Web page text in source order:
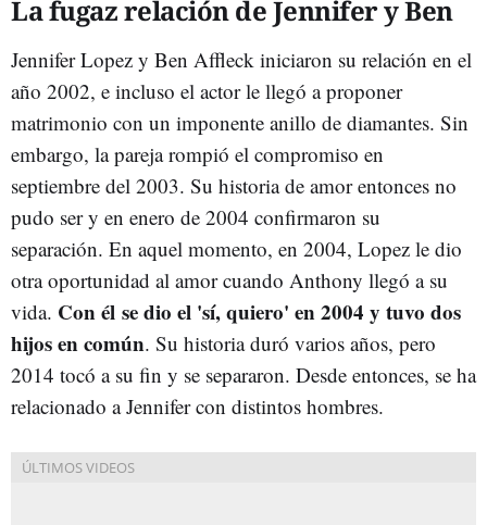
La fugaz relación de Jennifer y Ben
Jennifer Lopez y Ben Affleck iniciaron su relación en el
año 2002, e incluso el actor le llegó a proponer
matrimonio con un imponente anillo de diamantes. Sin
embargo, la pareja rompió el compromiso en
septiembre del 2003. Su historia de amor entonces no
pudo ser y en enero de 2004 confirmaron su
separación. En aquel momento, en 2004, Lopez le dio
otra oportunidad al amor cuando Anthony llegó a su
vida. Con él se dio el 'sí, quiero' en 2004 y tuvo dos
hijos en común. Su historia duró varios años, pero
2014 tocó a su fin y se separaron. Desde entonces, se ha
relacionado a Jennifer con distintos hombres.